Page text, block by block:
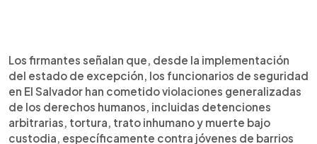
Los firmantes señalan que, desde la implementación
del estado de excepción, los funcionarios de seguridad
en El Salvador han cometido violaciones generalizadas
de los derechos humanos, incluidas detenciones
arbitrarias, tortura, trato inhumano y muerte bajo
custodia, específicamente contra jóvenes de barrios